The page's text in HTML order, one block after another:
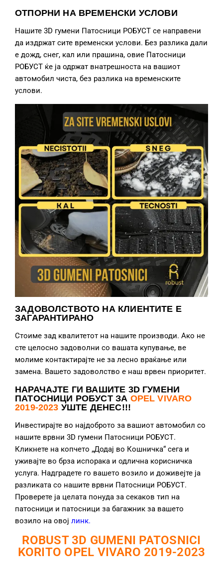
ОТПОРНИ НА ВРЕМЕНСКИ УСЛОВИ
Нашите 3D гумени Патосници РОБУСТ се направени
да издржат сите временски услови. Без разлика дали
е дожд, снег, кал или прашина, овие Патосници
РОБУСТ ќе ја одржат внатрешноста на вашиот
автомобил чиста, без разлика на временските
услови.
ЗАДОВОЛСТВОТО НА КЛИЕНТИТЕ Е
ЗАГАРАНТИРАНО
Стоиме зад квалитетот на нашите производи. Ако не
сте целосно задоволни со вашата купување, ве
молиме контактирајте не за лесно враќање или
замена. Вашето задоволство е наш врвен приоритет.
НАРАЧАЈТЕ ГИ ВАШИТЕ 3D ГУМЕНИ
ПАТОСНИЦИ РОБУСТ ЗА OPEL VIVARO
2019-2023 УШТЕ ДЕНЕС!!!
Инвестирајте во најдоброто за вашиот автомобил со
нашите врвни 3D гумени Патосници РОБУСТ.
Кликнете на копчето „Додај во Кошничка“ сега и
уживајте во брза испорака и одлична корисничка
услуга. Надградете го вашето возило и доживејте ја
разликата со нашите врвни Патосници РОБУСТ.
Проверете ја целата понуда за секаков тип на
патосници и патосници за багажник за вашето
возило на овој линк.
ROBUST 3D GUMENI PATOSNICI
KORITO OPEL VIVARO 2019-2023